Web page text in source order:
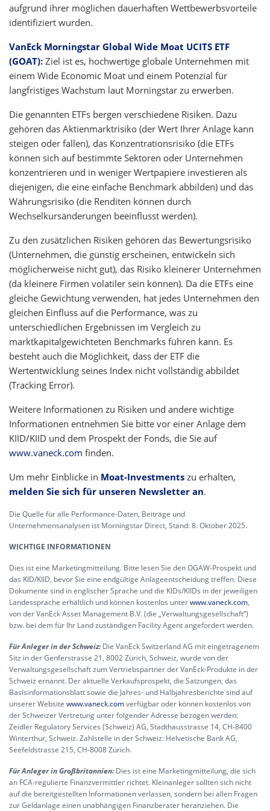
aufgrund ihrer möglichen dauerhaften Wettbewerbsvorteile
identifiziert wurden.
VanEck Morningstar Global Wide Moat UCITS ETF
(GOAT): Ziel ist es, hochwertige globale Unternehmen mit
einem Wide Economic Moat und einem Potenzial für
langfristiges Wachstum laut Morningstar zu erwerben.
Die genannten ETFs bergen verschiedene Risiken. Dazu
gehören das Aktienmarktrisiko (der Wert Ihrer Anlage kann
steigen oder fallen), das Konzentrationsrisiko (die ETFs
können sich auf bestimmte Sektoren oder Unternehmen
konzentrieren und in weniger Wertpapiere investieren als
diejenigen, die eine einfache Benchmark abbilden) und das
Währungsrisiko (die Renditen können durch
Wechselkursänderungen beeinflusst werden).
Zu den zusätzlichen Risiken gehören das Bewertungsrisiko
(Unternehmen, die günstig erscheinen, entwickeln sich
möglicherweise nicht gut), das Risiko kleinerer Unternehmen
(da kleinere Firmen volatiler sein können). Da die ETFs eine
gleiche Gewichtung verwenden, hat jedes Unternehmen den
gleichen Einfluss auf die Performance, was zu
unterschiedlichen Ergebnissen im Vergleich zu
marktkapitalgewichteten Benchmarks führen kann. Es
besteht auch die Möglichkeit, dass der ETF die
Wertentwicklung seines Index nicht vollständig abbildet
(Tracking Error).
Weitere Informationen zu Risiken und andere wichtige
Informationen entnehmen Sie bitte vor einer Anlage dem
KIID/KIID und dem Prospekt der Fonds, die Sie auf
www.vaneck.com finden.
Um mehr Einblicke in Moat-Investments zu erhalten,
melden Sie sich für unseren Newsletter an.
Die Quelle für alle Performance-Daten, Beiträge und
Unternehmensanalysen ist Morningstar Direct, Stand: 8. Oktober 2025.
WICHTIGE INFORMATIONEN
Dies ist eine Marketingmitteilung. Bitte lesen Sie den OGAW-Prospekt und
das KID/KIID, bevor Sie eine endgültige Anlageentscheidung treffen. Diese
Dokumente sind in englischer Sprache und die KIDs/KIIDs in der jeweiligen
Landessprache erhältlich und können kostenlos unterwww.vaneck.com,
von der VanEck Asset Management B.V. (die „Verwaltungsgesellschaft“)
bzw. bei dem für Ihr Land zuständigen Facility Agent angefordert werden.
Für Anleger in der Schweiz:Die VanEck Switzerland AG mit eingetragenem
Sitz in der Genferstrasse 21, 8002 Zürich, Schweiz, wurde von der
Verwaltungsgesellschaft zum Vertriebspartner der VanEck-Produkte in der
Schweiz ernannt. Der aktuelle Verkaufsprospekt, die Satzungen, das
Basisinformationsblatt sowie die Jahres- und Halbjahresberichte sind auf
unserer Website www.vaneck.comverfügbar oder können kostenlos von
der Schweizer Vertretung unter folgender Adresse bezogen werden:
Zeidler Regulatory Services (Schweiz) AG, Stadthausstrasse 14, CH-8400
Winterthur, Schweiz. Zahlstelle in der Schweiz: Helvetische Bank AG,
Seefeldstrasse 215, CH-8008 Zürich.
Für Anleger in Großbritannien:Dies ist eine Marketingmitteilung, die sich
an FCA-regulierte Finanzvermittler richtet. Kleinanleger sollten sich nicht
auf die bereitgestellten Informationen verlassen, sondern bei allen Fragen
zur Geldanlage einen unabhängigen Finanzberater heranziehen. Die